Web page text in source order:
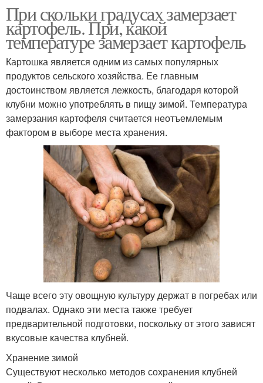
При скольки градусах замерзает
картофель. При, какой
температуре замерзает картофель
Картошка является одним из самых популярных
продуктов сельского хозяйства. Ее главным
достоинством является лежкость, благодаря которой
клубни можно употреблять в пищу зимой. Температура
замерзания картофеля считается неотъемлемым
фактором в выборе места хранения.
Чаще всего эту овощную культуру держат в погребах или
подвалах. Однако эти места также требует
предварительной подготовки, поскольку от этого зависят
вкусовые качества клубней.
Хранение зимой
Существуют несколько методов сохранения клубней